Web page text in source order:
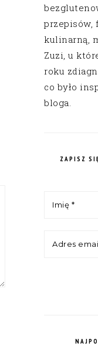
przepisów,
kulinarną,
Zuzi, u
roku
co było
bloga.
ZAPISZ